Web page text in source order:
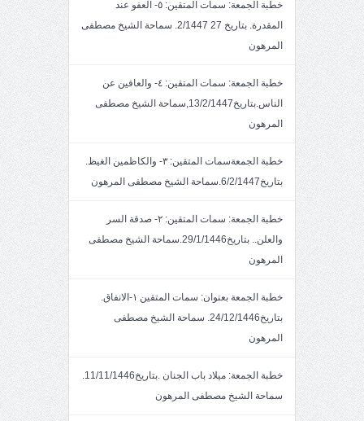
خطبة الجمعة: سمات المتقين: ٥- العفو عند
المقدرة. بتاريخ 27 2/1447. سماحة الشيخ مصطفى
المرهون
خطبة الجمعة: سمات المتقين: ٤- والعافين عن
الناس.بتاريخ13/2/1447,سماحة الشيخ مصطفى
المرهون
خطبة الجمعةسمات المتقين: ٣- والكاظمين الغيظ.
بتاريخ6/2/1447.سماحة الشيخ مصطفى المرهون
خطبة الجمعة: سمات المتقين: ٢- صدقة السر
والعلن.. بتاريخ29/1/1446.سماحة الشيخ مصطفى
المرهون
خطبة الجمعة بعنوان: سمات المتقين ١-الانفاق.
بتاريخ24/12/1446. سماحة الشيخ مصطفى
المرهون
خطبة الجمعة: ميلاد باب الجنان .بتاريخ11/11/1446.
سماحة الشيخ مصطفى المرهون